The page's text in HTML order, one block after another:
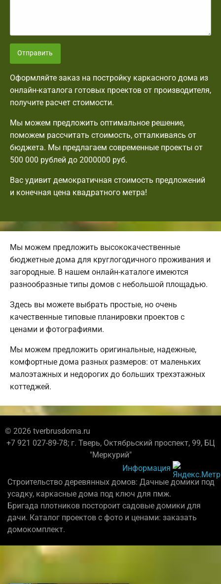
Отправить
Оформляйте заказ на постройку каркасного дома из
онлайн-каталога готовых проектов от производителя,
получите расчет стоимости.
Мы можем предложить оптимальное решение,
поможем рассчитать стоимость, отталкиваясь от
бюджета. Мы предлагаем современные проекты от
500 000 рублей до 2000000 руб.
Вас удивит демократичная стоимость предложений
и конечная цена квадратного метра!
Мы можем предложить высококачественные
бюджетные дома для круглогодичного проживания и
загородные. В нашем онлайн-каталоге имеются
разнообразные типы домов с небольшой площадью.
Здесь вы можете выбрать простые, но очень
качественные типовые планировки проектов с
ценами и фотографиями.
Мы можем предложить оригинальные, надежные,
комфортные дома разных размеров: от маленьких
малоэтажных и недорогих до больших трехэтажных
коттеджей.
© 2026 tverbrusdoma.ru
+7 921 027-89-78; г. Тверь, Октябрьский проспект, 99, БЦ
"Меркурий"
Информация
Строительство деревянных домов: Дачные домики под
усадку, каркасные дома под ключ для пмж.
Бригада плотников постороит садовые домики для
дачи. Каталог проектов с фото и ценами: заказать
домокомплект.